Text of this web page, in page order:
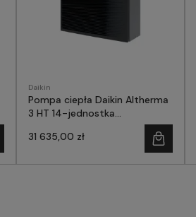
Daikin
Pompa ciepła Daikin Altherma
3 HT 14-jednostka
31 635,00 zł